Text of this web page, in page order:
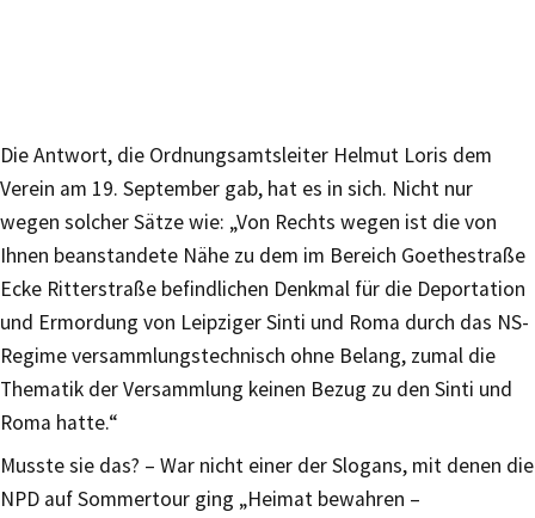
Die Antwort, die Ordnungsamtsleiter Helmut Loris dem
Verein am 19. September gab, hat es in sich. Nicht nur
wegen solcher Sätze wie: „Von Rechts wegen ist die von
Ihnen beanstandete Nähe zu dem im Bereich Goethestraße
Ecke Ritterstraße befindlichen Denkmal für die Deportation
und Ermordung von Leipziger Sinti und Roma durch das NS-
Regime versammlungstechnisch ohne Belang, zumal die
Thematik der Versammlung keinen Bezug zu den Sinti und
Roma hatte.“
Musste sie das? – War nicht einer der Slogans, mit denen die
NPD auf Sommertour ging „Heimat bewahren –